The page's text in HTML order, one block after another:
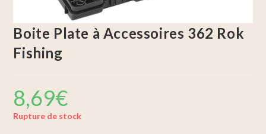
Boite Plate à Accessoires 362 Rok
Fishing
8,69€
Rupture de stock